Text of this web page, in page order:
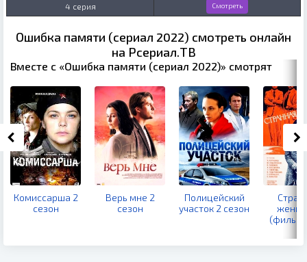
4 серия Смотреть
Ошибка памяти (сериал 2022) смотреть онлайн
на Рсериал.ТВ
Вместе с «Ошибка памяти (сериал 2022)» смотрят
Комиссарша 2
сезон
Верь мне 2
сезон
Полицейский
участок 2 сезон
(фильм